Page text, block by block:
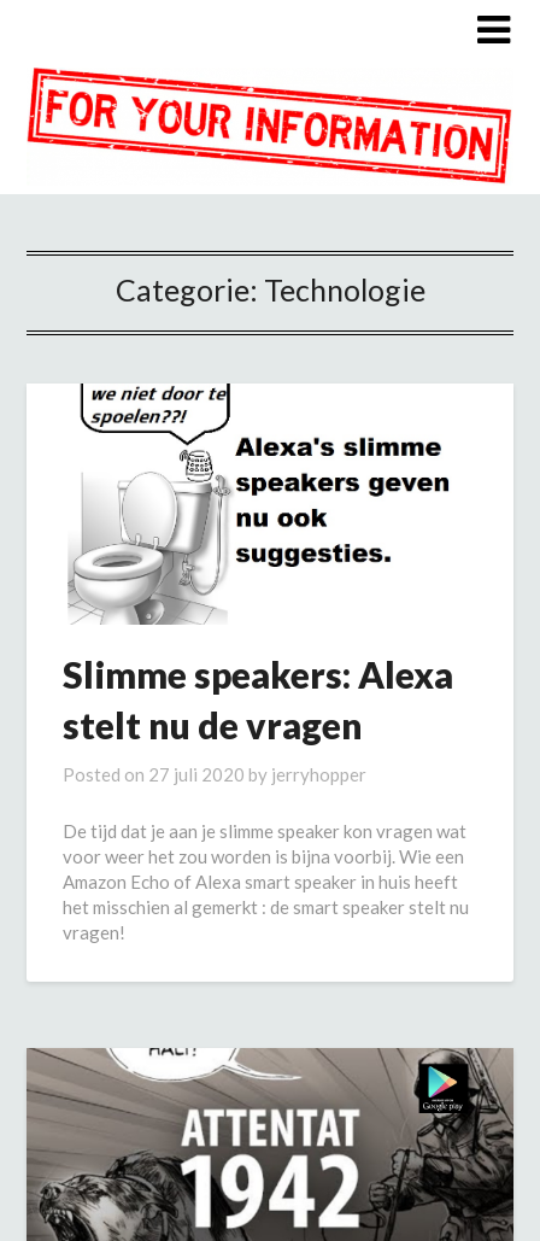
Categorie: Technologie
Slimme speakers: Alexa
stelt nu de vragen
Posted on 27 juli 2020 by jerryhopper
De tijd dat je aan je slimme speaker kon vragen wat
voor weer het zou worden is bijna voorbij. Wie een
Amazon Echo of Alexa smart speaker in huis heeft
het misschien al gemerkt : de smart speaker stelt nu
vragen!